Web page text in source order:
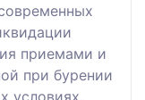
приемами и
при бурении
условиях.